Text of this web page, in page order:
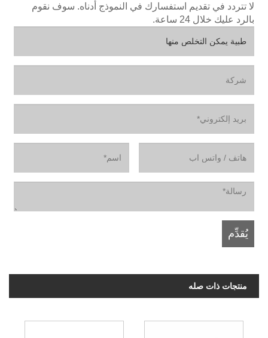
لا تتردد في تقديم استفسارك في النموذج أدناه. سوف نقوم
بالرد عليك خلال 24 ساعة.
منتجات ذات صله